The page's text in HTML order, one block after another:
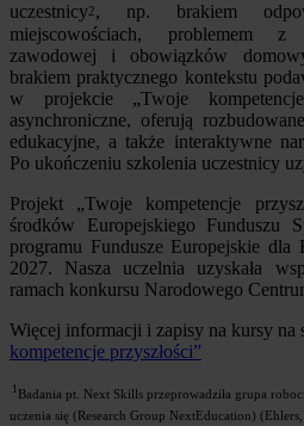
uczestnicy2, np. brakiem
miejscowościach, problemem z
zawodowej i obowiązków
brakiem praktycznego kontekstu
w projekcie „Twoje
asynchroniczne, oferują
edukacyjne, a także interaktywne
Po ukończeniu szkolenia uczestnicy
Projekt „Twoje kompetencje
środków Europejskiego Funduszu
programu Fundusze Europejskie dla
2027. Nasza uczelnia uzyskała
ramach konkursu Narodowego
Więcej informacji i zapisy na kursy na
kompetencje przyszłości”
1 Badania pt. Next Skills przeprowadziła grupa
uczenia się (Research Group NextEducation)